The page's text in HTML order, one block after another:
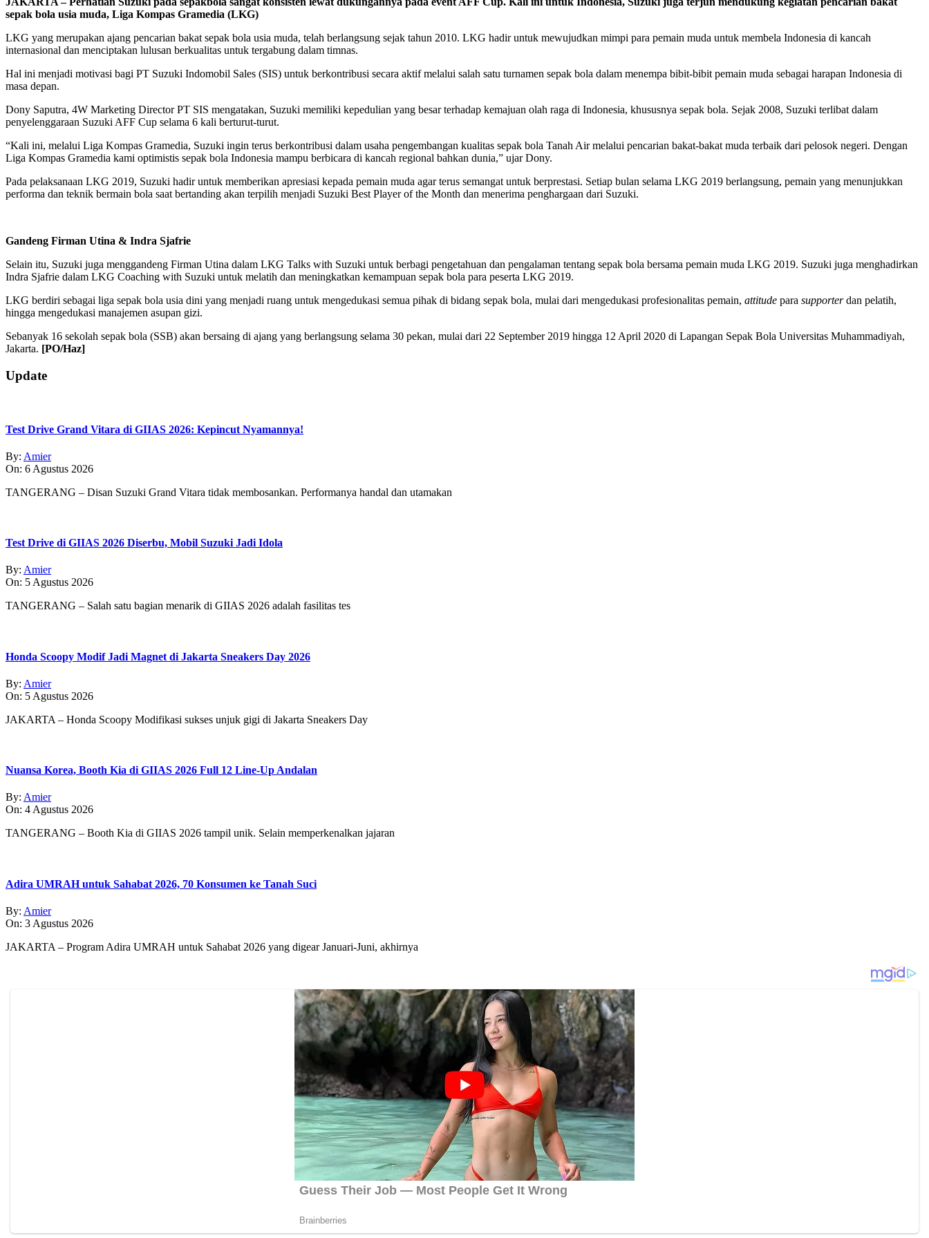
sepak bola usia muda, Liga Kompas Gramedia (LKG)
LKG yang merupakan ajang pencarian bakat sepak bola usia muda, telah berlangsung sejak tahun 2010. LKG hadir untuk mewujudkan mimpi para pemain muda untuk membela Indonesia di kancah
internasional dan menciptakan lulusan berkualitas untuk tergabung dalam timnas.
Hal ini menjadi motivasi bagi PT Suzuki Indomobil Sales (SIS) untuk berkontribusi secara aktif melalui salah satu turnamen sepak bola dalam menempa bibit-bibit pemain muda sebagai harapan Indonesia di
masa depan.
Dony Saputra, 4W Marketing Director PT SIS mengatakan, Suzuki memiliki kepedulian yang besar terhadap kemajuan olah raga di Indonesia, khususnya sepak bola. Sejak 2008, Suzuki terlibat dalam
penyelenggaraan Suzuki AFF Cup selama 6 kali berturut-turut.
“Kali ini, melalui Liga Kompas Gramedia, Suzuki ingin terus berkontribusi dalam usaha pengembangan kualitas sepak bola Tanah Air melalui pencarian bakat-bakat muda terbaik dari pelosok negeri. Dengan
Liga Kompas Gramedia kami optimistis sepak bola Indonesia mampu berbicara di kancah regional bahkan dunia,” ujar Dony.
Pada pelaksanaan LKG 2019, Suzuki hadir untuk memberikan apresiasi kepada pemain muda agar terus semangat untuk berprestasi. Setiap bulan selama LKG 2019 berlangsung, pemain yang menunjukkan
performa dan teknik bermain bola saat bertanding akan terpilih menjadi Suzuki Best Player of the Month dan menerima penghargaan dari Suzuki.
Gandeng Firman Utina & Indra Sjafrie
Selain itu, Suzuki juga menggandeng Firman Utina dalam LKG Talks with Suzuki untuk berbagi pengetahuan dan pengalaman tentang sepak bola bersama pemain muda LKG 2019. Suzuki juga menghadirkan
Indra Sjafrie dalam LKG Coaching with Suzuki untuk melatih dan meningkatkan kemampuan sepak bola para peserta LKG 2019.
LKG berdiri sebagai liga sepak bola usia dini yang menjadi ruang untuk mengedukasi semua pihak di bidang sepak bola, mulai dari mengedukasi profesionalitas pemain, attitude para supporterdan pelatih,
hingga mengedukasi manajemen asupan gizi.
Sebanyak 16 sekolah sepak bola (SSB) akan bersaing di ajang yang berlangsung selama 30 pekan, mulai dari 22 September 2019 hingga 12 April 2020 di Lapangan Sepak Bola Universitas Muhammadiyah,
Jakarta. [PO/Haz]
2019-
10-
Update
Test Drive Grand Vitara di GIIAS 2026: Kepincut Nyamannya!
By: Amier
On: 6 Agustus 2026
TANGERANG – Disan Suzuki Grand Vitara tidak membosankan. Performanya handal dan utamakan
Test Drive di GIIAS 2026 Diserbu, Mobil Suzuki Jadi Idola
By: Amier
On: 5 Agustus 2026
TANGERANG – Salah satu bagian menarik di GIIAS 2026 adalah fasilitas tes
Honda Scoopy Modif Jadi Magnet di Jakarta Sneakers Day 2026
By: Amier
On: 5 Agustus 2026
JAKARTA – Honda Scoopy Modifikasi sukses unjuk gigi di Jakarta Sneakers Day
Nuansa Korea, Booth Kia di GIIAS 2026 Full 12 Line-Up Andalan
By: Amier
On: 4 Agustus 2026
TANGERANG – Booth Kia di GIIAS 2026 tampil unik. Selain memperkenalkan jajaran
Adira UMRAH untuk Sahabat 2026, 70 Konsumen ke Tanah Suci
By: Amier
On: 3 Agustus 2026
JAKARTA – Program Adira UMRAH untuk Sahabat 2026 yang digear Januari-Juni, akhirnya